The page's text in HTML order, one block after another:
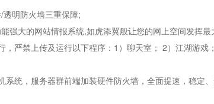
明防火墙三重保障;
强大的网站情报系统,如虎添翼般让您的网上空间发挥最
严禁上传及运行以下程序：1）聊天室； 2）江湖游
统，服务器群前端加装硬件防火墙，全面提速，稳定